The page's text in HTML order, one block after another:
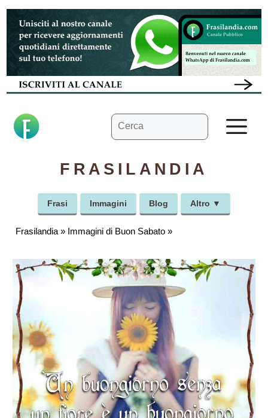
Vai
contenuto
Ricerca
per:
FRASILANDIA
Frasi Immagini Blog Altro ▼
Frasilandia » Immagini di Buon Sabato »